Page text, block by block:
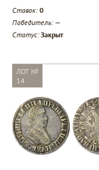
Ставок:0
Победитель: —
Статус:Закрыт
ЛОТ №
14